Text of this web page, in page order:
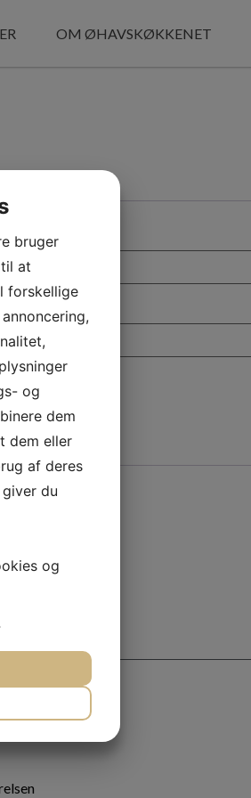
OM ØHAVSKØKKENET
bruger
at
forskellige
og
dem
dem eller
af deres
du
og